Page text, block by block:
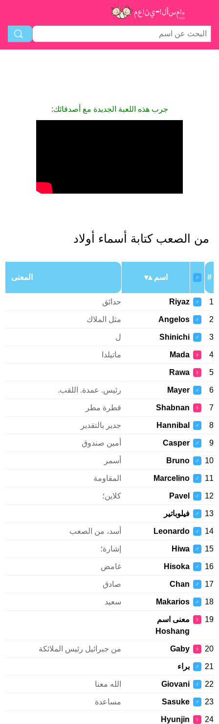
جرب هذه اللعبة الجديدة مع أصدقائك:
من الصعب كتابة أسماء أولاد
#
♂ اسم المعنى
1
♂
Riyaz حدائق
2
♂
Angelos مثل الملاك
3
♂
Shinichi ل
4
♀
Mada ماتيلدا
5
♀
Rawa
6
♂
Mayer رئيس. عمدة. اللقب.
7
♀
Shabnan قطرة مطر
8
♂
Hannibal جدير بالتقدير
9
♂
Casper أمين صندوق
10
♂
Bruno أسمر
11
♂
Marcelino المقاومة
12
♂
Pavel كلاين؛
13
♂ فيلوباتير
14
♂
Leonardo أسد، من الصعب
15
♂
Hiwa إشارة؛
16
♂
Hisoka غامض
17
♂
Chan صادق
18
♂
Makarios سعيد
19
♀
معنى اسم
Hoshang
20
♀
Gaby من جبرائيل رئيس الملائكة
21
♂ براء
22
♂
Giovani الله معنا
23
♂
Sasuke مساعدة
24
♀
Hyunjin